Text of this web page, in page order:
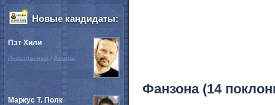
Фанзона (14
Новые кандидаты:
Пэт Хили
Иностранные / Актёры
Маркус Т. Полк